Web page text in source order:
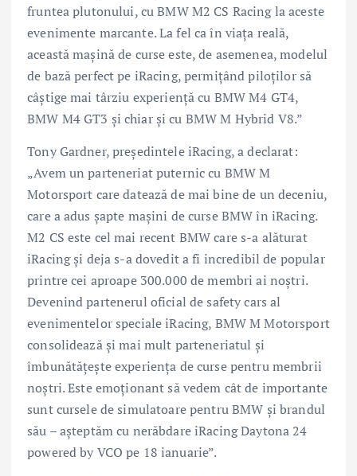
fruntea plutonului, cu BMW M2 CS Racing la aceste
evenimente marcante. La fel ca în viaţa reală,
această maşină de curse este, de asemenea, modelul
de bază perfect pe iRacing, permiţând piloţilor să
câştige mai târziu experienţă cu BMW M4 GT4,
BMW M4 GT3 şi chiar şi cu BMW M Hybrid V8.”
Tony Gardner, preşedintele iRacing, a declarat:
„Avem un parteneriat puternic cu BMW M
Motorsport care datează de mai bine de un deceniu,
care a adus şapte maşini de curse BMW în iRacing.
M2 CS este cel mai recent BMW care s-a alăturat
iRacing şi deja s-a dovedit a fi incredibil de popular
printre cei aproape 300.000 de membri ai noştri.
Devenind partenerul oficial de safety cars al
evenimentelor speciale iRacing, BMW M Motorsport
consolidează şi mai mult parteneriatul şi
îmbunătăţeşte experienţa de curse pentru membrii
noştri. Este emoţionant să vedem cât de importante
sunt cursele de simulatoare pentru BMW şi brandul
său – aşteptăm cu nerăbdare iRacing Daytona 24
powered by VCO pe 18 ianuarie”.